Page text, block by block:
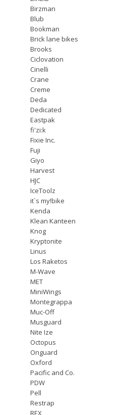
Birzman
Blub
Bookman
Brick lane bikes
Brooks
Ciclovation
Cinelli
Crane
Creme
Deda
Dedicated
Eastpak
fi'zi:k
Fixie Inc.
Fuji
Giyo
Harvest
HJC
IceToolz
it`s my!bike
Kenda
Klean Kanteen
Knog
Kryptonite
Linus
Los Raketos
M-Wave
MET
MiniWings
Montegrappa
Muc-Off
Musguard
Nite Ize
Octopus
Onguard
Oxford
Pacific and Co.
PDW
Pell
Restrap
REX